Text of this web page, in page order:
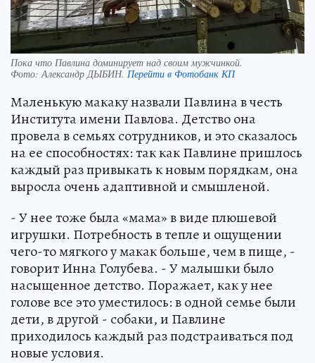
Пока что Павлина доминирует над своим мужчинкой.
Фото: Александр ДЫБИН. Перейти в Фотобанк КП
Маленькую макаку назвали Павлина в честь
Института имени Павлова. Детство она
провела в семьях сотрудников, и это сказалось
на ее способностях: так как Павлине пришлось
каждый раз привыкать к новым порядкам, она
выросла очень адаптивной и смышленой.
- У нее тоже была «мама» в виде плюшевой
игрушки. Потребность в тепле и ощущении
чего-то мягкого у макак больше, чем в пище, -
говорит Инна Голубева. - У малышки было
насыщенное детство. Поражает, как у нее
голове все это уместилось: в одной семье были
дети, в другой - собаки, и Павлине
приходилось каждый раз подстраиваться под
новые условия.